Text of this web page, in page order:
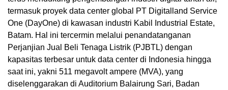
termasuk proyek data center global PT Digitalland Service
One (DayOne) di kawasan industri Kabil Industrial Estate,
Batam. Hal ini tercermin melalui penandatanganan
Perjanjian Jual Beli Tenaga Listrik (PJBTL) dengan
kapasitas terbesar untuk data center di Indonesia hingga
saat ini, yakni 511 megavolt ampere (MVA), yang
diselenggarakan di Auditorium Balairung Sari, Badan